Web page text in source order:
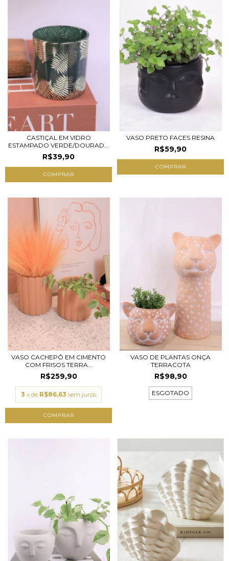
CASTIÇAL EM VIDRO
ESTAMPADO VERDE/DOURAD...
R$39,90
COMPRAR
VASO PRETO FACES RESINA
R$59,90
VASO CACHEPÔ EM CIMENTO
COM FRISOS TERRA...
R$259,90
3 x de R$86,63 sem juros
COMPRAR
VASO DE PLANTAS ONÇA
TERRACOTA
R$98,90
ESGOTADO